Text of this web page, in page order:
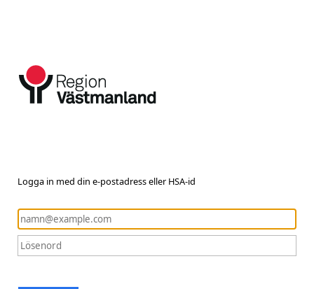
Logga in med din e-postadress eller HSA-id